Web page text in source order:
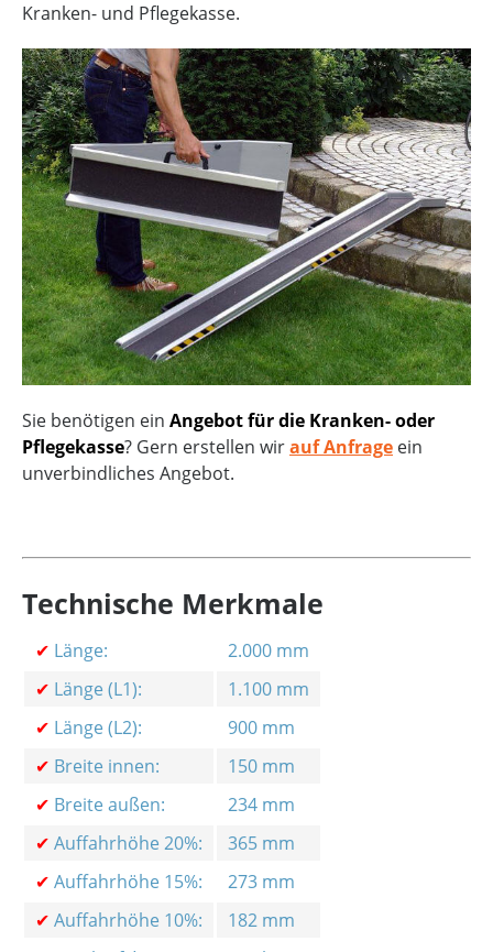
Kranken- und Pflegekasse.
Sie benötigen ein Angebot für die Kranken- oder
Pflegekasse? Gern erstellen wirauf Anfrage ein
unverbindliches Angebot.
Technische Merkmale
✔ Länge:
2.000 mm
✔ Länge (L1):
1.100 mm
✔ Länge (L2):
900 mm
✔ Breite innen:
150 mm
✔ Breite außen:
234 mm
✔ Auffahrhöhe 20%:
365 mm
✔ Auffahrhöhe 15%:
273 mm
✔ Auffahrhöhe 10%:
182 mm